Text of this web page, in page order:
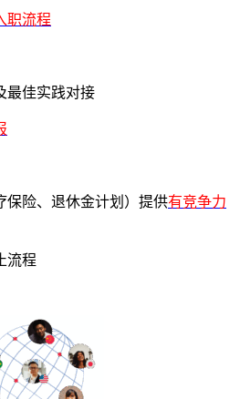
职流程
最佳实践对接
保险、退休金计划）提供有竞争力
流程